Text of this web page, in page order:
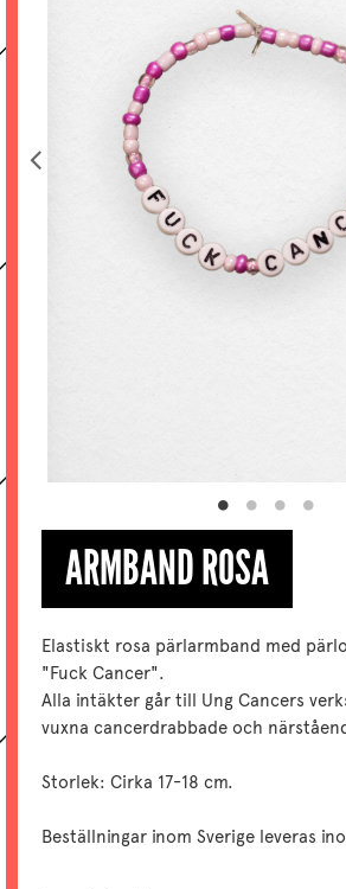
ARMBAND ROSA
Elastiskt rosa pärlarmband med
"Fuck Cancer".
Alla intäkter går till Ung Cancers
vuxna cancerdrabbade och
Storlek: Cirka 17-18 cm.
Beställningar inom Sverige leveras